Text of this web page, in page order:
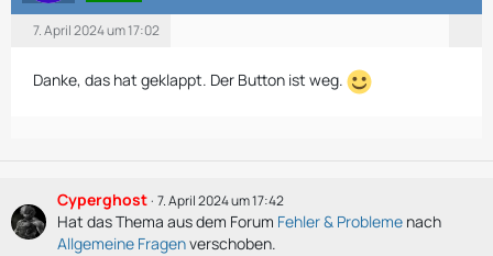
7. April 2024 um 17:02
Danke, das hat geklappt. Der Button ist weg.
Cyperghost 7. April 2024 um 17:42
Hat das Thema aus dem Forum Fehler & Probleme nach
Allgemeine Fragenverschoben.